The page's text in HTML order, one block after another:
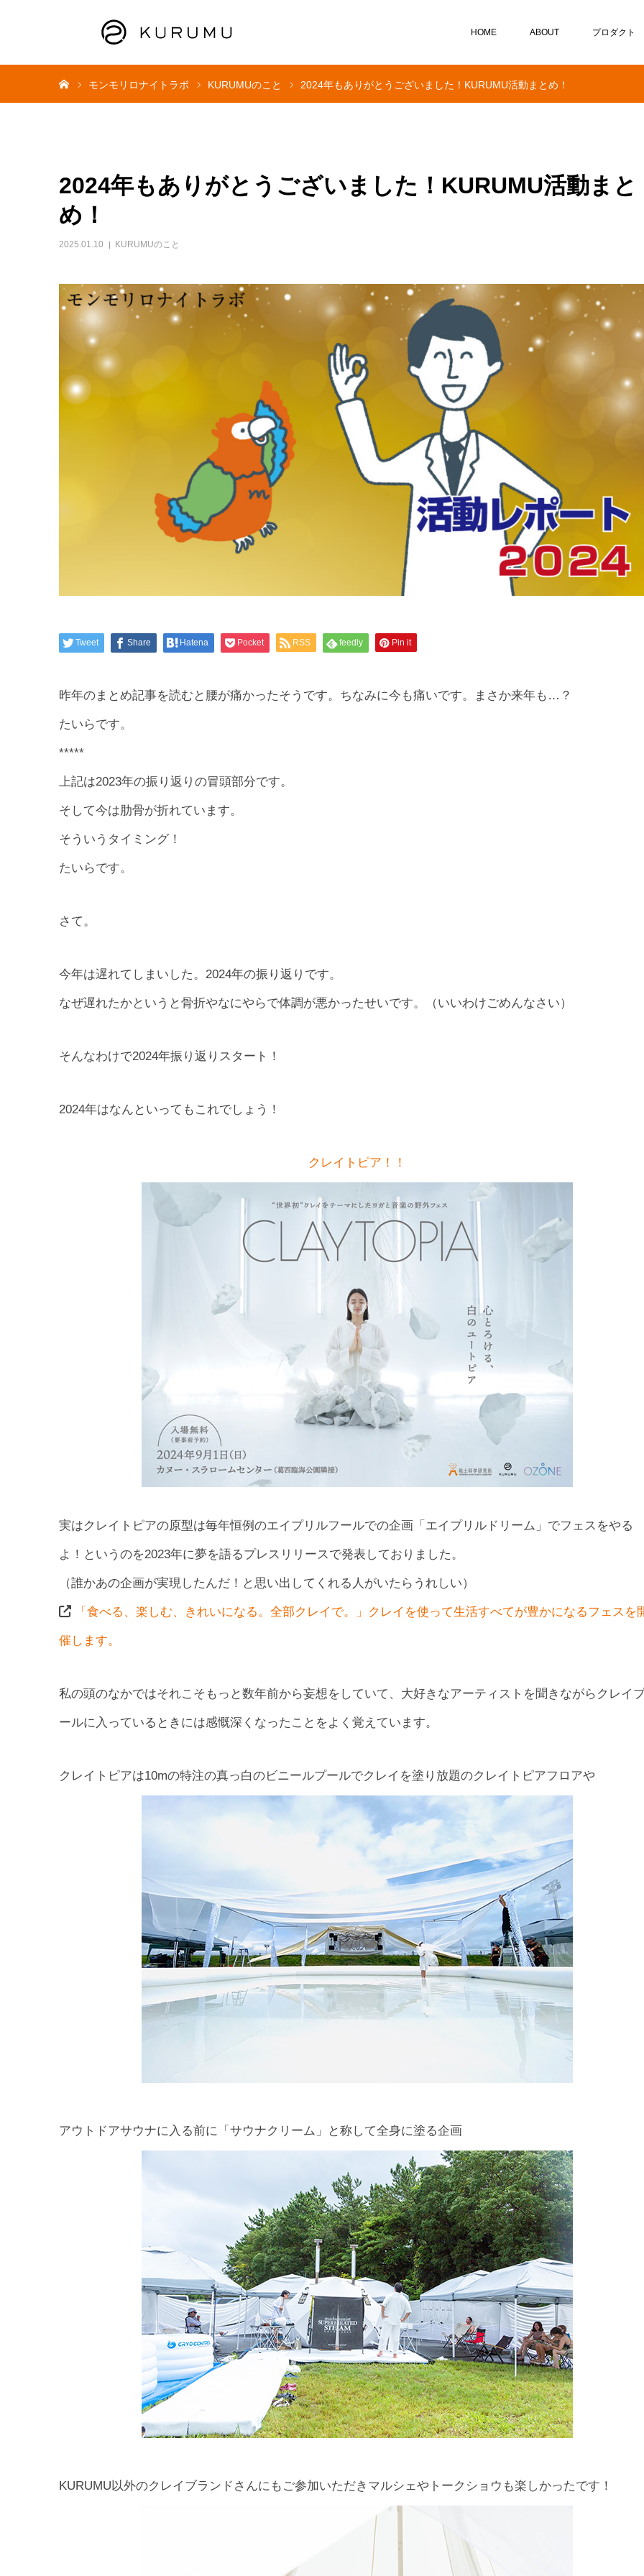
HOME ABOUT プロダクト
モンモリロナイトラボ KURUMUのこと 2024年もありがとうございました！KURUMU活動まとめ！
2024年もありがとうございました！KURUMU活動まと
め！
2025.01.10 KURUMUのこと
Tweet Share Hatena Pocket RSS feedly Pin it
昨年のまとめ記事を読むと腰が痛かったそうです。ちなみに今も痛いです。まさか来年も…？
たいらです。
*****
上記は2023年の振り返りの冒頭部分です。
そして今は肋骨が折れています。
そういうタイミング！
たいらです。
さて。
今年は遅れてしまいした。2024年の振り返りです。
なぜ遅れたかというと骨折やなにやらで体調が悪かったせいです。（いいわけごめんなさい）
そんなわけで2024年振り返りスタート！
2024年はなんといってもこれでしょう！
クレイトピア！！
実はクレイトピアの原型は毎年恒例のエイプリルフールでの企画「エイプリルドリーム」でフェスをやる
よ！というのを2023年に夢を語るプレスリリースで発表しておりました。
（誰かあの企画が実現したんだ！と思い出してくれる人がいたらうれしい）
「食べる、楽しむ、きれいになる。全部クレイで。」クレイを使って生活すべてが豊かになるフェスを
催します。
私の頭のなかではそれこそもっと数年前から妄想をしていて、大好きなアーティストを聞きながらクレイ
ールに入っているときには感慨深くなったことをよく覚えています。
クレイトピアは10mの特注の真っ白のビニールプールでクレイを塗り放題のクレイトピアフロアや
アウトドアサウナに入る前に「サウナクリーム」と称して全身に塗る企画
KURUMU以外のクレイブランドさんにもご参加いただきマルシェやトークショウも楽しかったです！